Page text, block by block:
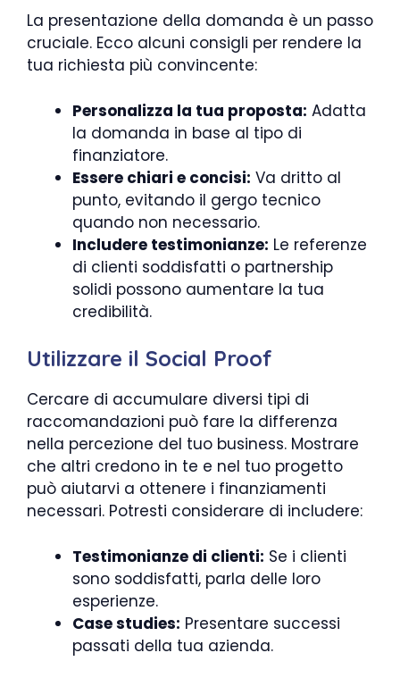
La presentazione della domanda è un passo
cruciale. Ecco alcuni consigli per rendere la
tua richiesta più convincente:
Personalizza la tua proposta: Adatta
la domanda in base al tipo di
finanziatore.
Essere chiari e concisi: Va dritto al
punto, evitando il gergo tecnico
quando non necessario.
Includere testimonianze: Le referenze
di clienti soddisfatti o partnership
solidi possono aumentare la tua
credibilità.
Utilizzare il Social Proof
Cercare di accumulare diversi tipi di
raccomandazioni può fare la differenza
nella percezione del tuo business. Mostrare
che altri credono in te e nel tuo progetto
può aiutarvi a ottenere i finanziamenti
necessari. Potresti considerare di includere:
Testimonianze di clienti: Se i clienti
sono soddisfatti, parla delle loro
esperienze.
Case studies: Presentare successi
passati della tua azienda.